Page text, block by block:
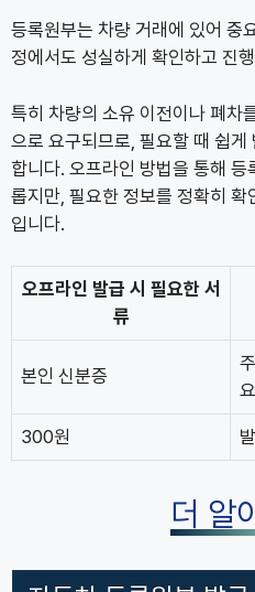
등록원부는 차량 거래에 있어 중
정에서도 성실하게 확인하고 진
특히 차량의 소유 이전이나 폐차
으로 요구되므로, 필요할 때 쉽
합니다. 오프라인 방법을 통해
롭지만, 필요한 정보를 정확히
입니다.
오프라인 발급 시 필요한 서
류
본인 신분증
요
300원
더 알